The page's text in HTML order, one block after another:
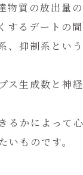
質の放出量
るデートの
抑制系とい
生成数と神
かによって
ものです。